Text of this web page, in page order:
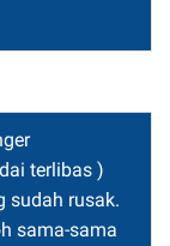
terlibas )
sudah rusak.
sama-sama